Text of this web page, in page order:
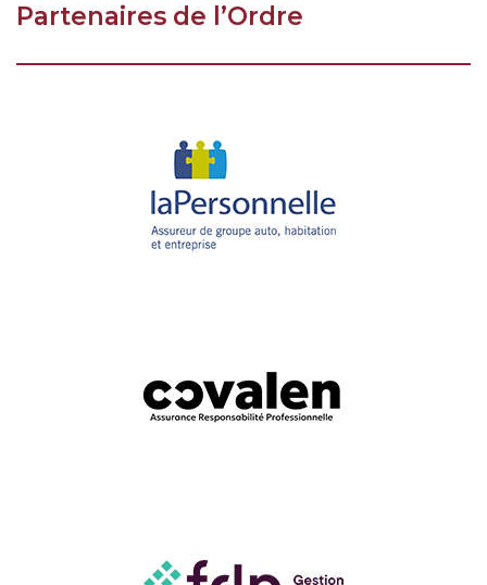
Partenaires de l’Ordre